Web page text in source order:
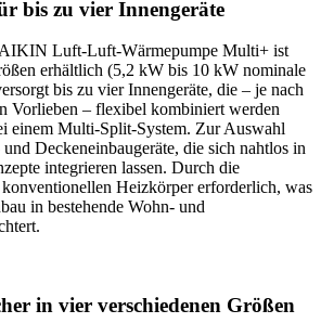
bis zu vier Innengeräte
Luft-Luft-Wärmepumpe Multi+ ist
erhältlich (5,2 kW bis 10 kW nominale
bis zu vier Innengeräte, die – je nach
Vorlieben – flexibel kombiniert werden
einem Multi-Split-System. Zur Auswahl
Deckeneinbaugeräte, die sich nahtlos in
integrieren lassen. Durch die
Heizkörper erforderlich, was
in bestehende Wohn- und
in vier verschiedenen Größen